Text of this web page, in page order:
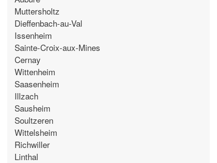
Muttersholtz
Dieffenbach-au-Val
Issenheim
Sainte-Croix-aux-Mines
Cernay
Wittenheim
Saasenheim
Illzach
Sausheim
Soultzeren
Wittelsheim
Richwiller
Linthal